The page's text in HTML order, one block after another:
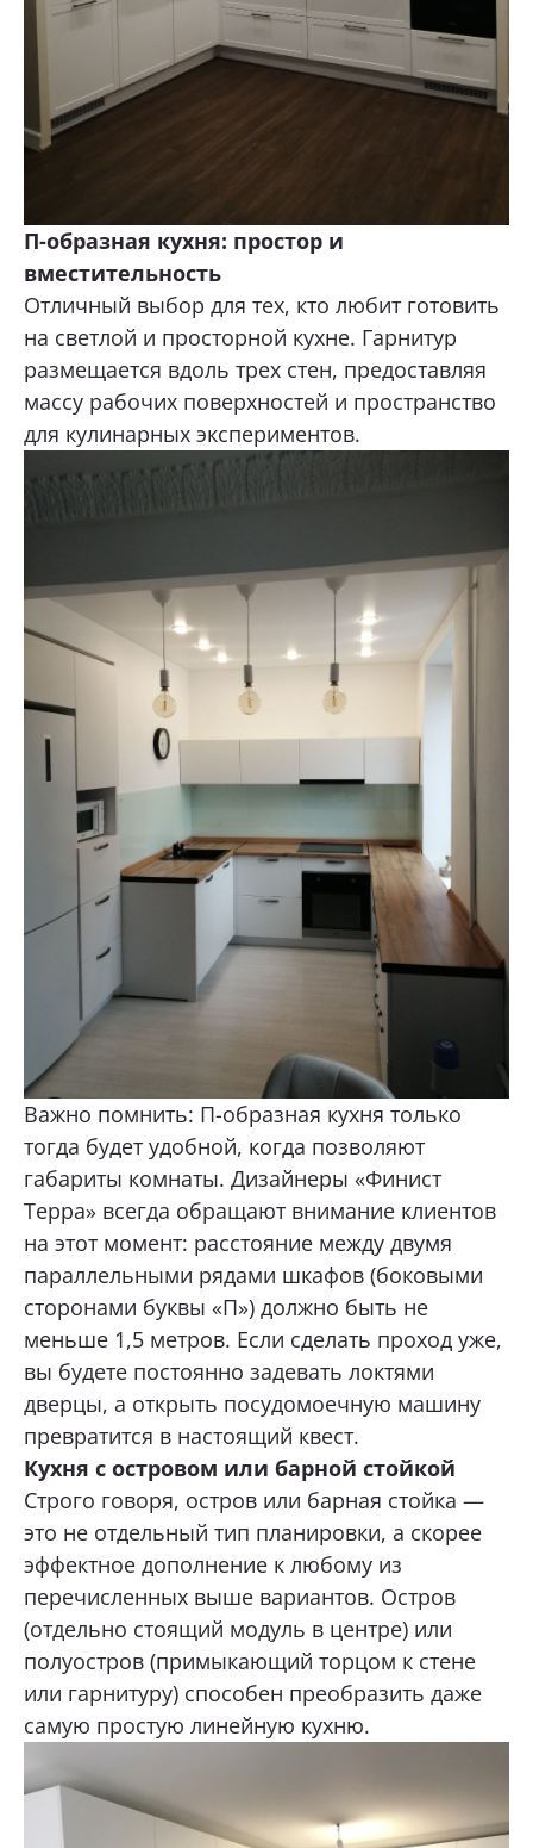
П-образная кухня: простор и
вместительность
Отличный выбор для тех, кто любит готовить
на светлой и просторной кухне. Гарнитур
размещается вдоль трех стен, предоставляя
массу рабочих поверхностей и пространство
для кулинарных экспериментов.
Важно помнить: П-образная кухня только
тогда будет удобной, когда позволяют
габариты комнаты. Дизайнеры «Финист
Терра» всегда обращают внимание клиентов
на этот момент: расстояние между двумя
параллельными рядами шкафов (боковыми
сторонами буквы «П») должно быть не
меньше 1,5 метров. Если сделать проход уже,
вы будете постоянно задевать локтями
дверцы, а открыть посудомоечную машину
превратится в настоящий квест.
Кухня с островом или барной стойкой
Строго говоря, остров или барная стойка —
это не отдельный тип планировки, а скорее
эффектное дополнение к любому из
перечисленных выше вариантов. Остров
(отдельно стоящий модуль в центре) или
полуостров (примыкающий торцом к стене
или гарнитуру) способен преобразить даже
самую простую линейную кухню.